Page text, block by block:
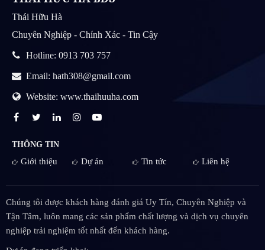
Thái Hữu Hà
Chuyên Nghiệp - Chính Xác - Tin Cậy
Hotline: 0913 703 757
Email: hath308@gmail.com
Website: www.thaihuuha.com
THÔNG TIN
Giới thiệu Dự án Tin tức Liên hệ
Chúng tôi được khách hàng đánh giá Uy Tín, Chuyên Nghiệp và
Tận Tâm, luôn mang các sản phẩm chất lượng và dịch vụ chuyên
nghiệp trải nghiệm tốt nhất đến khách hàng.